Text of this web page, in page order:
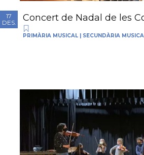
17
DES.
Concert de Nadal de les
PRIMÀRIA MUSICAL | SECUNDÀRIA